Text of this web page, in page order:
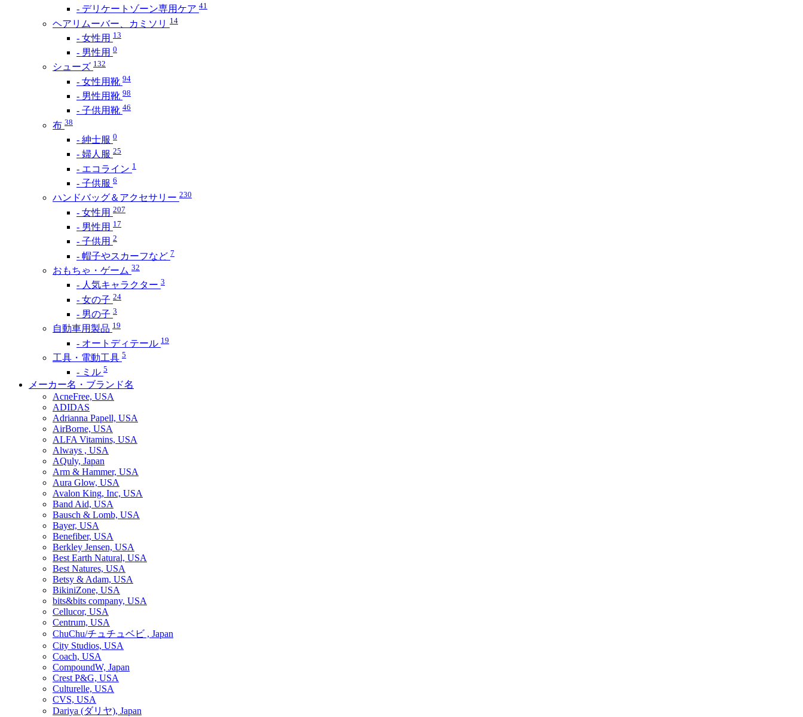
- デリケートゾーン専用ケア 41
ヘアリムーバー、カミソリ 14
- 女性用 13
- 男性用 0
シューズ 132
- 女性用靴 94
- 男性用靴 98
- 子供用靴 46
布 38
- 紳士服 0
- 婦人服 25
- エコライン 1
- 子供服 6
ハンドバッグ＆アクセサリー 230
- 女性用 207
- 男性用 17
- 子供用 2
- 帽子やスカーフなど 7
おもちゃ・ゲーム 32
- 人気キャラクター 3
- 女の子 24
- 男の子 3
自動車用製品 19
- オートディテール 19
工具・電動工具 5
- ミル 5
メーカー名・ブランド名
AcneFree, USA
ADIDAS
Adrianna Papell, USA
AirBorne, USA
ALFA Vitamins, USA
Always , USA
AQuly, Japan
Arm & Hammer, USA
Aura Glow, USA
Avalon King, Inc, USA
Band Aid, USA
Bausch & Lomb, USA
Bayer, USA
Benefiber, USA
Berkley Jensen, USA
Best Earth Natural, USA
Best Natures, USA
Betsy & Adam, USA
BikiniZone, USA
bits&bits company, USA
Cellucor, USA
Centrum, USA
ChuChu/チュチュベビ , Japan
City Studios, USA
Coach, USA
CompoundW, Japan
Crest P&G, USA
Culturelle, USA
CVS, USA
Dariya (ダリヤ), Japan